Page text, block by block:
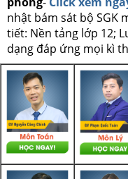
nhật bám sát bộ SGK
tiết: Nền tảng lớp 12;
dạng đáp ứng mọi kì